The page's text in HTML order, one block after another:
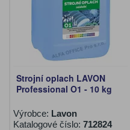
Strojní oplach LAVON
Professional O1 - 10 kg
Výrobce: Lavon
Katalogové číslo: 712824